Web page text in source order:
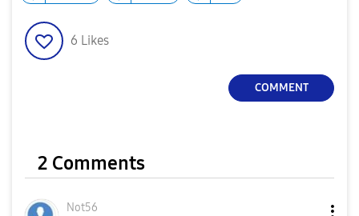
6 Likes
COMMENT
2 Comments
Not56